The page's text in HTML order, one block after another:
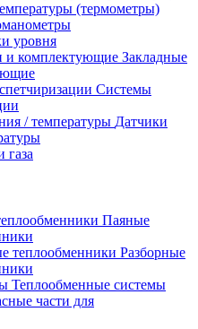
(термометры)
уровня
Закладные
Системы
Датчики
газа
Паяные
Разборные
Теплообменные системы